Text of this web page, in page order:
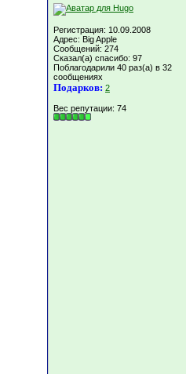
Регистрация: 10.09.2008
Адрес: Big Apple
Сообщений: 274
Сказал(а) спасибо: 97
Поблагодарили 40 раз(а) в 32
сообщениях
Подарков: 2
Вес репутации: 74